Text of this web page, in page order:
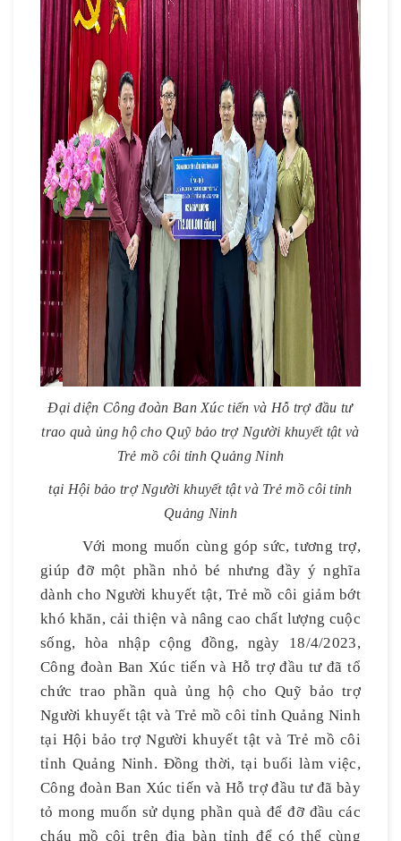
Đại diện Công đoàn Ban Xúc tiến và Hỗ trợ đầu tư
trao quà ủng hộ cho Quỹ bảo trợ Người khuyết tật và
Trẻ mồ côi tỉnh Quảng Ninh
tại Hội bảo trợ Người khuyết tật và Trẻ mồ côi tỉnh
Quảng Ninh
Với mong muốn cùng góp sức, tương trợ,
giúp đỡ một phần nhỏ bé nhưng đầy ý nghĩa
dành cho Người khuyết tật, Trẻ mồ côi giảm bớt
khó khăn, cải thiện và nâng cao chất lượng cuộc
sống, hòa nhập cộng đồng, ngày 18/4/2023,
Công đoàn Ban Xúc tiến và Hỗ trợ đầu tư đã tổ
chức trao phần quà ủng hộ cho Quỹ bảo trợ
Người khuyết tật và Trẻ mồ côi tỉnh Quảng Ninh
tại Hội bảo trợ Người khuyết tật và Trẻ mồ côi
tỉnh Quảng Ninh. Đồng thời, tại buổi làm việc,
Công đoàn Ban Xúc tiến và Hỗ trợ đầu tư đã bày
tỏ mong muốn sử dụng phần quà để đỡ đầu các
cháu mồ côi trên địa bàn tỉnh để có thể cùng